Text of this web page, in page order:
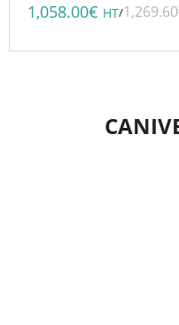
1,058.00€ HT/1,269.60